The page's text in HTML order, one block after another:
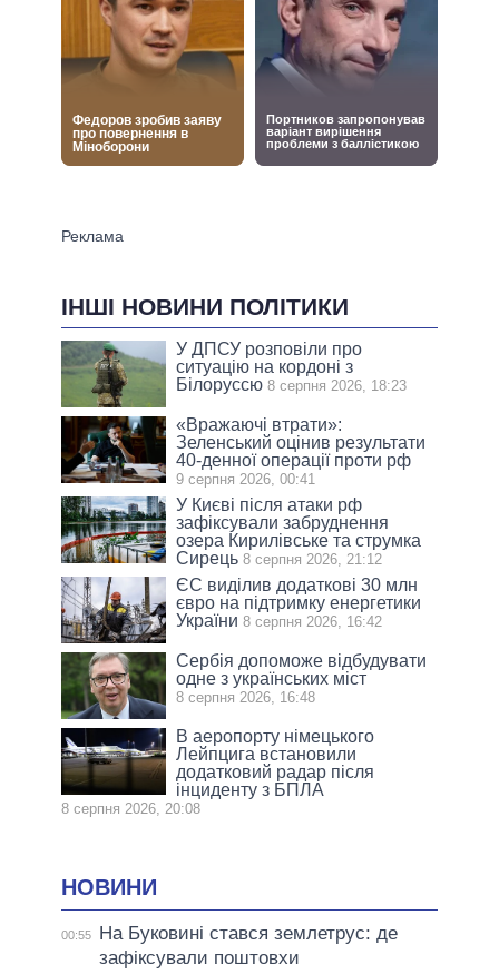
ІНШІ НОВИНИ ПОЛІТИКИ
У ДПСУ розповіли про
ситуацію на кордоні з
Білоруссю 8 серпня 2026, 18:23
«Вражаючі втрати»:
Зеленський оцінив результати
40-денної операції проти рф
9 серпня 2026, 00:41
У Києві після атаки рф
зафіксували забруднення
озера Кирилівське та струмка
Сирець 8 серпня 2026, 21:12
ЄС виділив додаткові 30 млн
євро на підтримку енергетики
України 8 серпня 2026, 16:42
Сербія допоможе відбудувати
одне з українських міст
8 серпня 2026, 16:48
В аеропорту німецького
Лейпцига встановили
додатковий радар після
інциденту з БПЛА
8 серпня 2026, 20:08
НОВИНИ
00:55
На Буковині стався землетрус: де
зафіксували поштовхи